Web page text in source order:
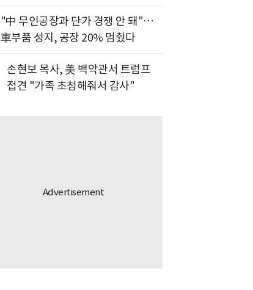
"中 무인공장과 단가 경쟁 안 돼"…
車부품 성지, 공장 20% 멈췄다
손현보 목사, 美 백악관서 트럼프
접견 "가족 초청해줘서 감사"